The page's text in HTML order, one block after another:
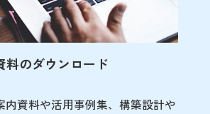
料のダウンロード
資料や活用事例集、 構築設計や